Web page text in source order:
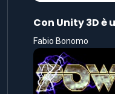
Con Unity 3D è
Fabio Bonomo